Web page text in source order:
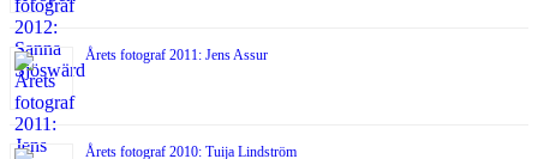
Årets fotograf 2011: Jens Assur
Årets fotograf 2010: Tuija Lindström